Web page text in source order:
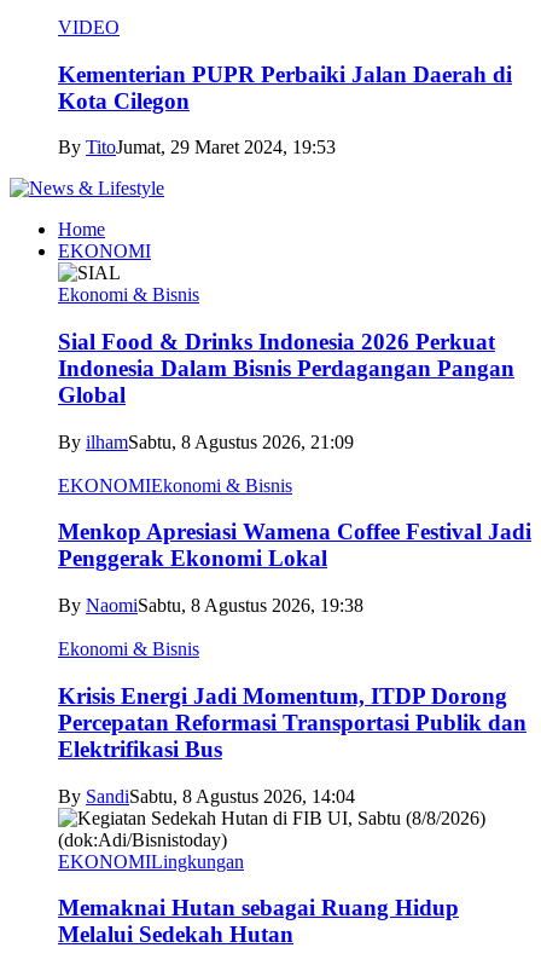
VIDEO
Kementerian PUPR Perbaiki Jalan Daerah di
Kota Cilegon
By TitoJumat, 29 Maret 2024, 19:53
Home
EKONOMI
Ekonomi & Bisnis
Sial Food & Drinks Indonesia 2026 Perkuat
Indonesia Dalam Bisnis Perdagangan Pangan
Global
By ilhamSabtu, 8 Agustus 2026, 21:09
EKONOMIEkonomi & Bisnis
Menkop Apresiasi Wamena Coffee Festival Jadi
Penggerak Ekonomi Lokal
By NaomiSabtu, 8 Agustus 2026, 19:38
Ekonomi & Bisnis
Krisis Energi Jadi Momentum, ITDP Dorong
Percepatan Reformasi Transportasi Publik dan
Elektrifikasi Bus
By SandiSabtu, 8 Agustus 2026, 14:04
EKONOMILingkungan
Memaknai Hutan sebagai Ruang Hidup
Melalui Sedekah Hutan